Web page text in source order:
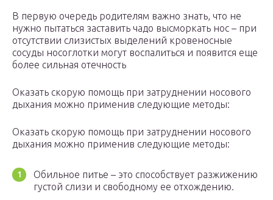
В первую очередь родителям важно знать, что не
нужно пытаться заставить чадо высморкать нос – при
отсутствии слизистых выделений кровеносные
сосуды носоглотки могут воспалиться и появится еще
более сильная отечность
Оказать скорую помощь при затруднении носового
дыхания можно применив следующие методы:
Оказать скорую помощь при затруднении носового
дыхания можно применив следующие методы:
Обильное питье – это способствует разжижению
густой слизи и свободному ее отхождению.